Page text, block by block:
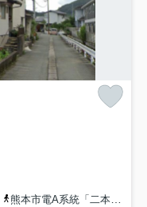
熊本市電A系統「二本木口」駅 徒歩54分